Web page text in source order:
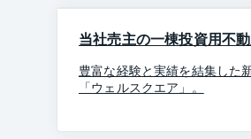
当社売主の一棟投資用不
豊富な経験と実績を結集した
「ウェルスクエア」。